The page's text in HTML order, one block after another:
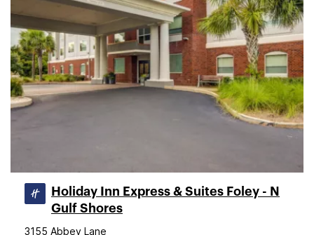
Holiday Inn Express & Suites Foley - N
Gulf Shores
3155 Abbey Lane